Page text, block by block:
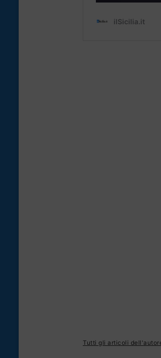
Tutti gli articoli